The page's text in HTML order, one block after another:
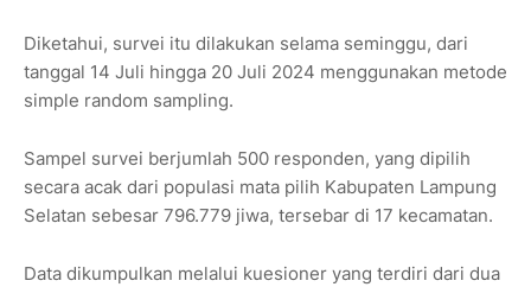
Diketahui, survei itu dilakukan selama seminggu, dari
tanggal 14 Juli hingga 20 Juli 2024 menggunakan metode
simple random sampling.
Sampel survei berjumlah 500 responden, yang dipilih
secara acak dari populasi mata pilih Kabupaten Lampung
Selatan sebesar 796.779 jiwa, tersebar di 17 kecamatan.
Data dikumpulkan melalui kuesioner yang terdiri dari dua